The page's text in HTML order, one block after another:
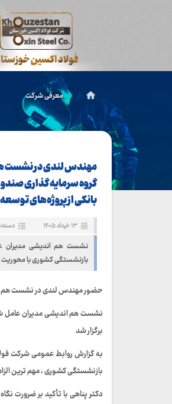
معرفی شرکت
مهندس لندی در نشست
گروه سرمایه گذاری
بانکی از پروژه‌های
۱۳ خرداد ۱۴۰۵ دسته:
نشست هم‌ اندیشی مدیران
بازنشستگی کشوری با محوریت
حضور مهندس لندی در نشست هم‌
نشست هم‌ اندیشی مدیران عامل
برگزار شد
بازنشستگی کشوری ، مهم‌ ترین
دکتر پناهی با تأکید بر ضرورت